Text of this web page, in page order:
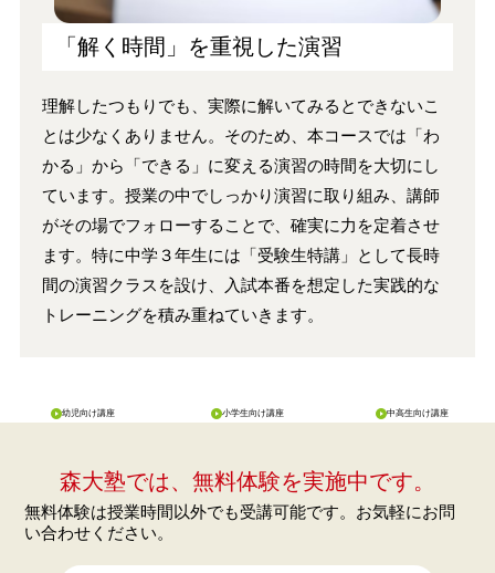
「解く時間」を重視した演習
理解したつもりでも、実際に解いてみるとできないこ
とは少なくありません。そのため、本コースでは「わ
かる」から「できる」に変える演習の時間を大切にし
ています。授業の中でしっかり演習に取り組み、講師
がその場でフォローすることで、確実に力を定着させ
ます。特に中学３年生には「受験生特講」として長時
間の演習クラスを設け、入試本番を想定した実践的な
トレーニングを積み重ねていきます。
幼児向け講座 小学生向け講座 中高生向け講座
森大塾では、無料体験を実施中です。
無料体験は授業時間以外でも受講可能です。お気軽にお問
い合わせください。